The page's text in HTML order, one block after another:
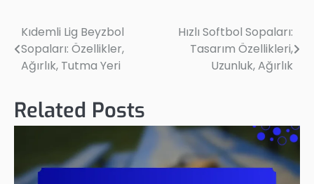
Post
navigation
Kıdemli Lig Beyzbol
Sopaları: Özellikler,
Ağırlık, Tutma Yeri
Hızlı Softbol Sopaları:
Tasarım Özellikleri,
Uzunluk, Ağırlık
Related Posts